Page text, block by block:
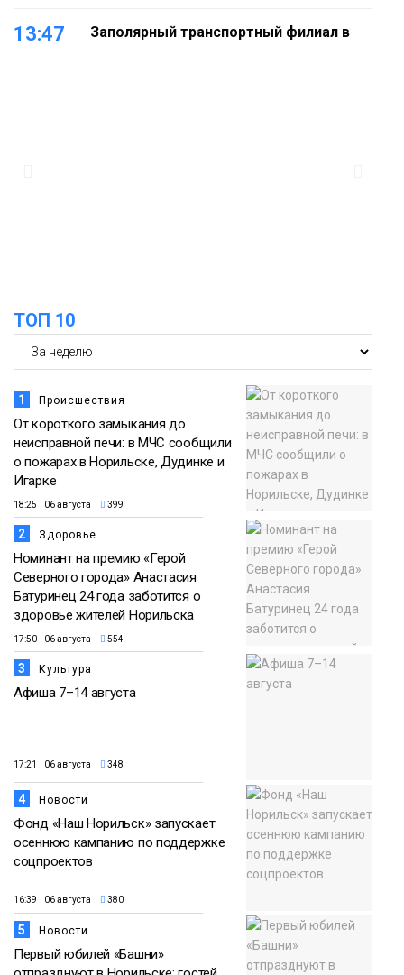
13:47
Заполярный транспортный филиал в
ТОП 10
1 Происшествия
От короткого замыкания до
неисправной печи: в МЧС сообщили
о пожарах в Норильске, Дудинке и
Игарке
18:25 06 августа 399
2 Здоровье
Номинант на премию «Герой
Северного города» Анастасия
Батуринец 24 года заботится о
здоровье жителей Норильска
17:50 06 августа 554
3 Культура
Афиша 7–14 августа
17:21 06 августа 348
4 Новости
Фонд «Наш Норильск» запускает
осеннюю кампанию по поддержке
соцпроектов
16:39 06 августа 380
5 Новости
Первый юбилей «Башни»